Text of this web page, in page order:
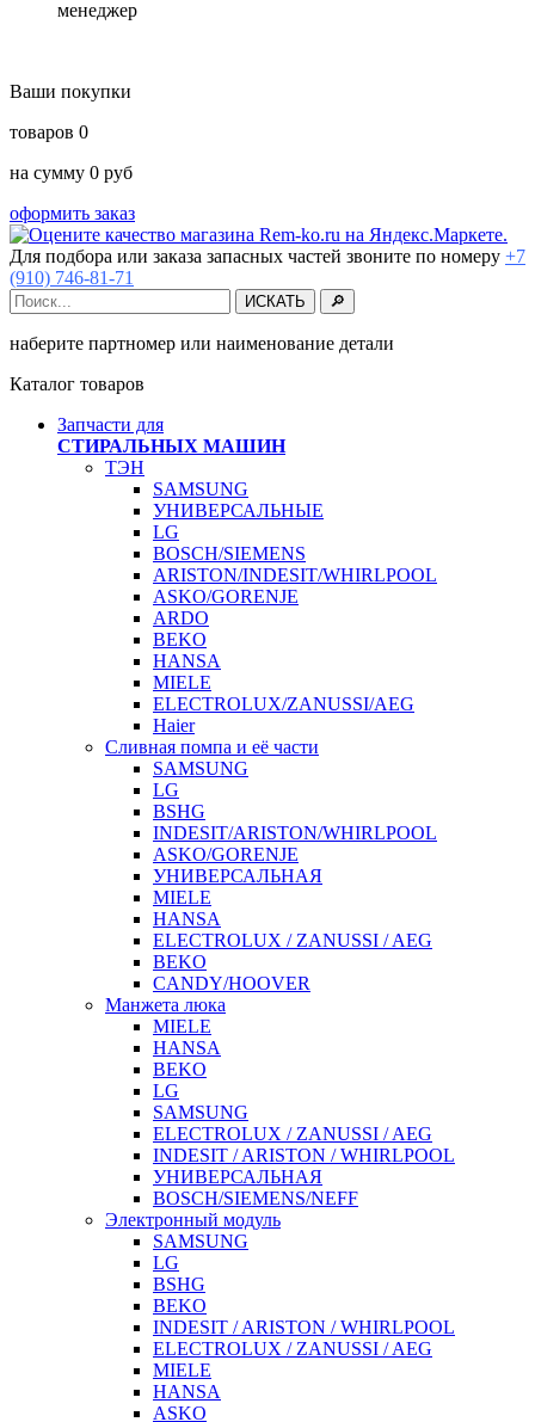
менеджер
Ваши покупки
товаров 0
на сумму 0 руб
оформить заказ
Для подбора или заказа запасных частей звоните по номеру +7
(910) 746-81-71
наберите партномер или наименование детали
Каталог товаров
Запчасти для
СТИРАЛЬНЫХ МАШИН
ТЭН
SAMSUNG
УНИВЕРСАЛЬНЫЕ
LG
BOSCH/SIEMENS
ARISTON/INDESIT/WHIRLPOOL
ASKO/GORENJE
ARDO
BEKO
HANSA
MIELE
ELECTROLUX/ZANUSSI/AEG
Haier
Сливная помпа и её части
SAMSUNG
LG
BSHG
INDESIT/ARISTON/WHIRLPOOL
ASKO/GORENJE
УНИВЕРСАЛЬНАЯ
MIELE
HANSA
ELECTROLUX / ZANUSSI / AEG
BEKO
CANDY/HOOVER
Манжета люка
MIELE
HANSA
BEKO
LG
SAMSUNG
ELECTROLUX / ZANUSSI / AEG
INDESIT / ARISTON / WHIRLPOOL
УНИВЕРСАЛЬНАЯ
BOSCH/SIEMENS/NEFF
Электронный модуль
SAMSUNG
LG
BSHG
BEKO
INDESIT / ARISTON / WHIRLPOOL
ELECTROLUX / ZANUSSI / AEG
MIELE
HANSA
ASKO